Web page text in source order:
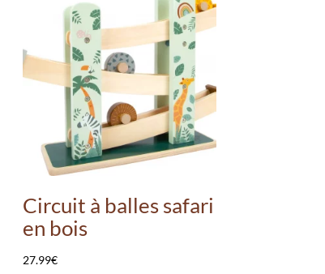
Circuit à balles safari
en bois
27.99€